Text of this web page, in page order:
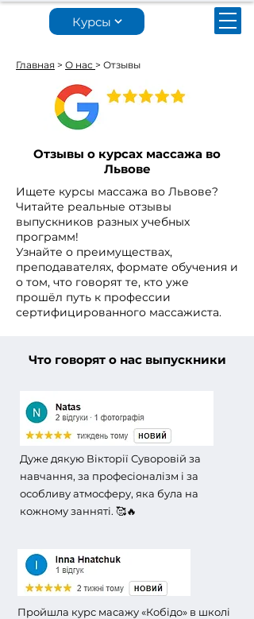
Курсы
Главная > О нас > Отзывы
Отзывы о курсах массажа во
Львове
Ищете курсы массажа во Львове?
Читайте реальные отзывы
выпускников разных учебных
программ!
Узнайте о преимуществах,
преподавателях, формате обучения и
о том, что говорят те, кто уже
прошёл путь к профессии
сертифицированного массажиста.
Что говорят о нас выпускники
Дуже дякую Вікторії Суворовій за
навчання, за професіоналізм і за
особливу атмосферу, яка була на
кожному занняті. 🥰🔥
Пройшла курс масажу «Кобідо» в школі